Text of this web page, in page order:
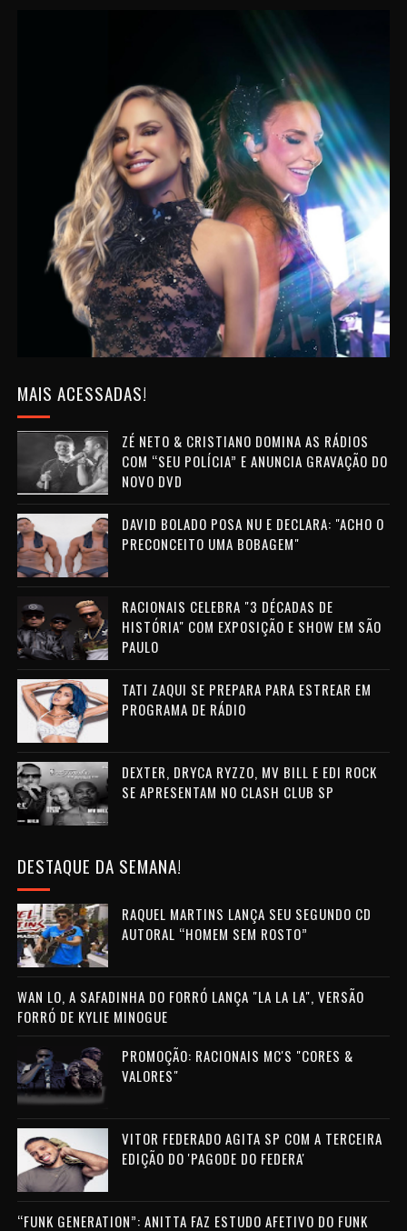
MAIS ACESSADAS!
ZÉ NETO & CRISTIANO DOMINA AS RÁDIOS
COM “SEU POLÍCIA” E ANUNCIA GRAVAÇÃO DO
NOVO DVD
DAVID BOLADO POSA NU E DECLARA: "ACHO O
PRECONCEITO UMA BOBAGEM"
RACIONAIS CELEBRA "3 DÉCADAS DE
HISTÓRIA" COM EXPOSIÇÃO E SHOW EM SÃO
PAULO
TATI ZAQUI SE PREPARA PARA ESTREAR EM
PROGRAMA DE RÁDIO
DEXTER, DRYCA RYZZO, MV BILL E EDI ROCK
SE APRESENTAM NO CLASH CLUB SP
DESTAQUE DA SEMANA!
RAQUEL MARTINS LANÇA SEU SEGUNDO CD
AUTORAL “HOMEM SEM ROSTO”
WAN LO, A SAFADINHA DO FORRÓ LANÇA "LA LA LA", VERSÃO
FORRÓ DE KYLIE MINOGUE
PROMOÇÃO: RACIONAIS MC'S "CORES &
VALORES"
VITOR FEDERADO AGITA SP COM A TERCEIRA
EDIÇÃO DO 'PAGODE DO FEDERA'
“FUNK GENERATION”: ANITTA FAZ ESTUDO AFETIVO DO FUNK